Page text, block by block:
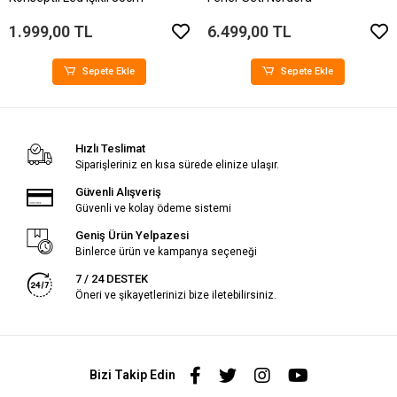
1.999,00 TL
Sepete Ekle
6.499,00 TL
Sepete Ekle
Hızlı Teslimat
Siparişleriniz en kısa sürede elinize ulaşır.
Güvenli Alışveriş
Güvenli ve kolay ödeme sistemi
Geniş Ürün Yelpazesi
Binlerce ürün ve kampanya seçeneği
7 / 24 DESTEK
Öneri ve şikayetlerinizi bize iletebilirsiniz.
Bizi Takip Edin